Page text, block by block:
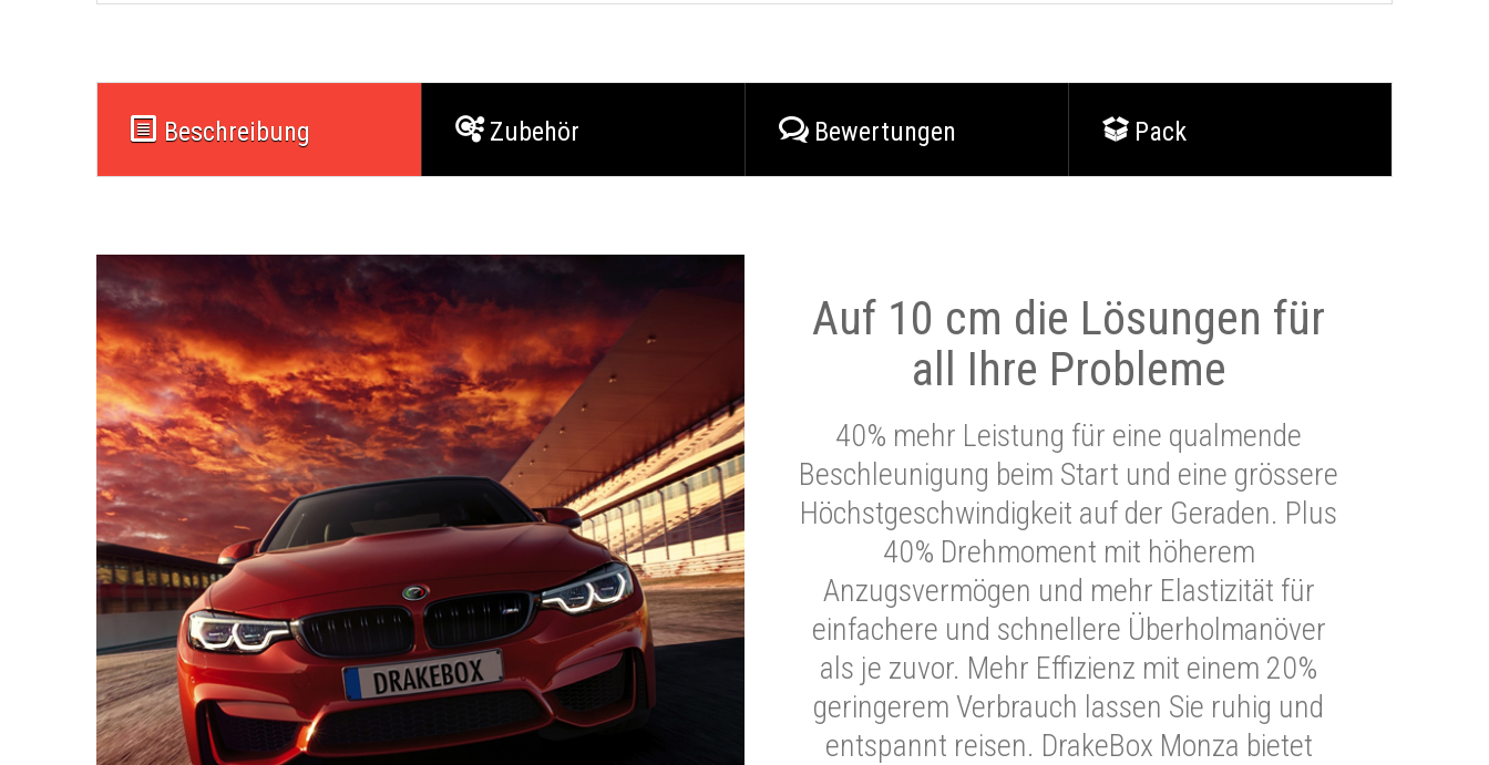
Beschreibung Zubehör Bewertungen Pack
Auf 10 cm die Lösungen für
all Ihre Probleme
40% mehr Leistung für eine qualmende
Beschleunigung beim Start und eine grössere
Höchstgeschwindigkeit auf der Geraden. Plus
40% Drehmoment mit höherem
Anzugsvermögen und mehr Elastizität für
einfachere und schnellere Überholmanöver
als je zuvor. Mehr Effizienz mit einem 20%
geringerem Verbrauch lassen Sie ruhig und
entspannt reisen. DrakeBox Monza bietet